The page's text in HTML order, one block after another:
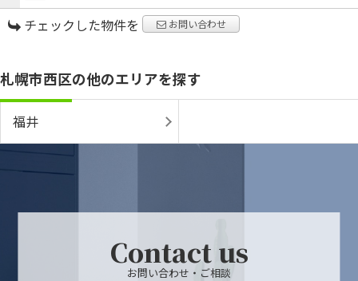
チェックした物件を お問い合わせ
札幌市西区の他のエリアを探す
福井
Contact us
お問い合わせ・ご相談